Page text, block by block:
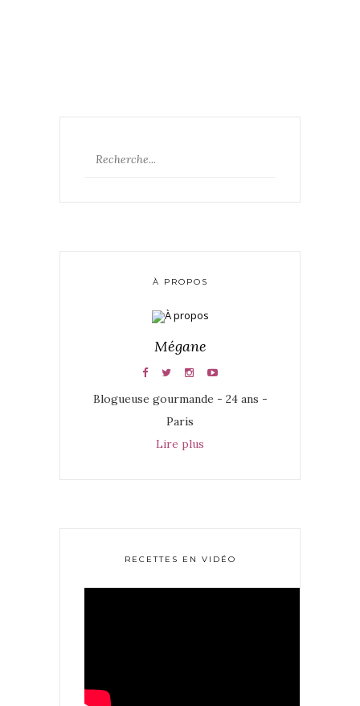
À PROPOS
Mégane
Blogueuse gourmande - 24 ans -
Paris
Lire plus
RECETTES EN VIDÉO